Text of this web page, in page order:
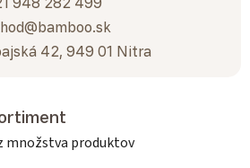
42, 949 01 Nitra
množstva produktov